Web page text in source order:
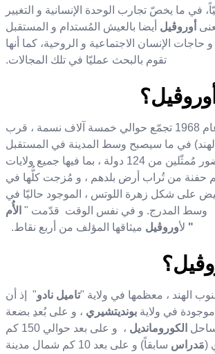
في ما يخصّ تجارب الوحدة الإنسانية و التغيير
أوروڨيل أيضا بالعيش المُستدام و المستقبل
و حاجات الإنسان الاجتماعية و الروحية، كما أنها
تقوم بالبحث عمليّا في تلك المجالات.
أوروڨيل؟
1968 تجمّع حوالي خمسة آلاف نسمة ، قرب
( في ما سيصبح وسط المدينة في المستقبل
مُمثّلين من 124 دولة ، بما فيها جميع ولايات
حفنة من تُراب أرض بلدهم ، و مُزجت كلُّها في
على شكل زهرة اللوتس ، الموجود حاليّا في
وسط المدرج. و في نفس الوقت قدّمت " الأُم
" لأوروڨيل ميثاقها المؤلف من أربع نقاط.
الهند ، معظمها في ولاية "تاميل نادو"
إذ أن
في ولاية بونديتشيري ، و على بُعد بضعة
الكورومانديل ، و على بعد حوالي 150 كم
)مَدراس سابقاً( و على بعد 10 كم شمال مدينة